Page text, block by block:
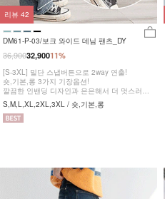
DM61-P-03/보크 와이드 데님 팬츠_DY
11%
36,90032,900
[S-3XL] 밑단 스냅버튼으로 2way 연출!
숏,기본,롱 3가지 기장옵션!
깔끔한 인밴딩 디자인과 은은해서 더 멋스러운
워싱!
S,M,L,XL,2XL,3XL / 숏,기본,롱
리뷰 42